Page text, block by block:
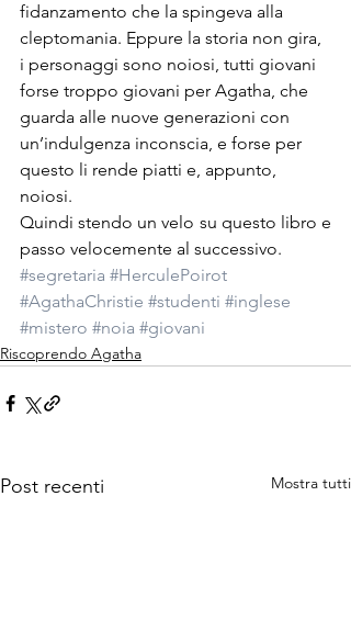
fidanzamento che la spingeva alla
cleptomania. Eppure la storia non gira,
i personaggi sono noiosi, tutti giovani
forse troppo giovani per Agatha, che
guarda alle nuove generazioni con
un’indulgenza inconscia, e forse per
questo li rende piatti e, appunto,
noiosi.
Quindi stendo un velo su questo libro e
passo velocemente al successivo.
#segretaria #HerculePoirot
#AgathaChristie #studenti #inglese
#mistero #noia #giovani
Riscoprendo Agatha
Post recenti Mostra tutti